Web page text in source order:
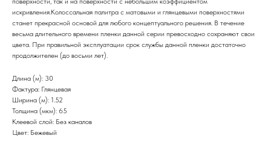
искривления.Колоссальная палитра с матовыми и глянцевыми поверхностями
станет прекрасной основой для любого концептуального решения. В течение
весьма длительного времени пленки данной серии превосходно сохраняют свои
цвета. При правильной эксплуатации срок службы данной пленки достаточно
продолжителен (до восьми лет).
Длина (м): 30
Фактура: Глянцевая
Ширина (м): 1.52
Толщина (мкм): 65
Клеевой слой: Без каналов
Цвет: Бежевый